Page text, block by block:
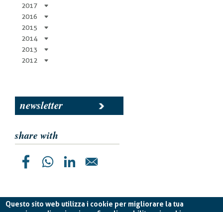
Questo sito web utilizza i cookie per migliorare la tua
2017
2016
2015
2014
2013
2012
newsletter
share with